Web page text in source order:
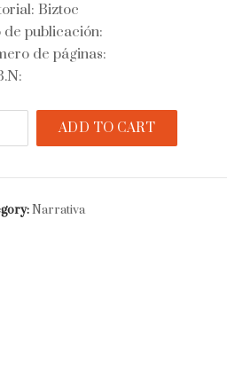
Biztoc
de publicación:
de páginas:
ADD TO CART
Narrativa